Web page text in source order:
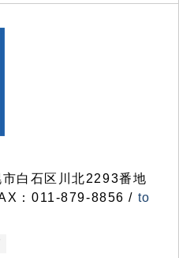
白石区川北2293番地
：011-879-8856 / to